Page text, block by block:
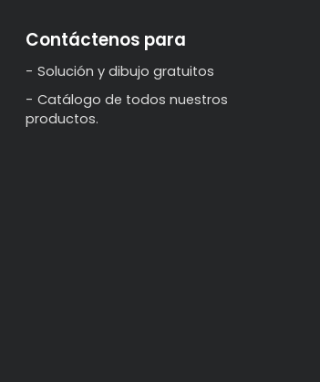
Contáctenos para
Solución y dibujo gratuitos
Catálogo de todos nuestros
productos.